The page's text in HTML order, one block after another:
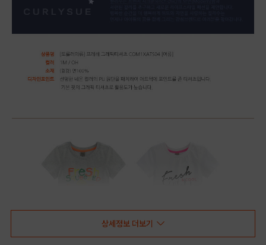
상세정보 더보기